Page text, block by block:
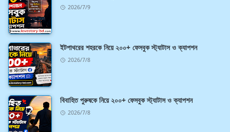
2026/7/9
ইটপাথরের শহরকে নিয়ে ২০০+ ফেসবুক স্ট্যাটাস ও ক্যাপশন
2026/7/8
বিবাহিত পুরুষকে নিয়ে ২০০+ ফেসবুক স্ট্যাটাস ও ক্যাপশন
2026/7/8